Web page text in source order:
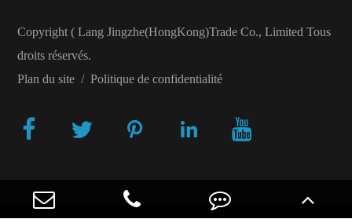
Copyright ( Lang Jingzhe(HongKong)Trade Co., LimitedTous
droits réservés.
Plan du site/ Politique de confidentialité